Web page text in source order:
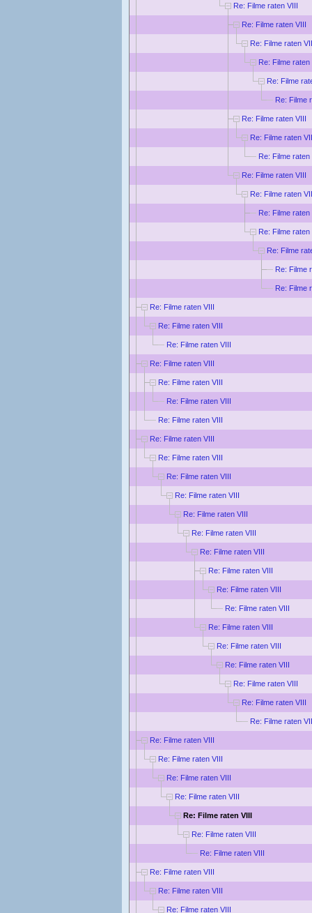
Re: Filme raten VIII
Re: Filme raten VIII
Re: Filme raten
Re: Filme raten
Re: Filme
Re: Filme
Re: Filme raten VIII
Re: Filme raten
Re: Filme raten
Re: Filme raten VIII
Re: Filme raten
Re: Filme raten
Re: Filme raten
Re: Filme
Re: Filme
Re: Filme
Re: Filme raten VIII
Re: Filme raten VIII
Re: Filme raten VIII
Re: Filme raten VIII
Re: Filme raten VIII
Re: Filme raten VIII
Re: Filme raten VIII
Re: Filme raten VIII
Re: Filme raten VIII
Re: Filme raten VIII
Re: Filme raten VIII
Re: Filme raten VIII
Re: Filme raten VIII
Re: Filme raten VIII
Re: Filme raten VIII
Re: Filme raten VIII
Re: Filme raten VIII
Re: Filme raten VIII
Re: Filme raten VIII
Re: Filme raten VIII
Re: Filme raten VIII
Re: Filme raten VIII
Re: Filme raten
Re: Filme raten VIII
Re: Filme raten VIII
Re: Filme raten VIII
Re: Filme raten VIII
Re: Filme raten VIII
Re: Filme raten VIII
Re: Filme raten VIII
Re: Filme raten VIII
Re: Filme raten VIII
Re: Filme raten VIII